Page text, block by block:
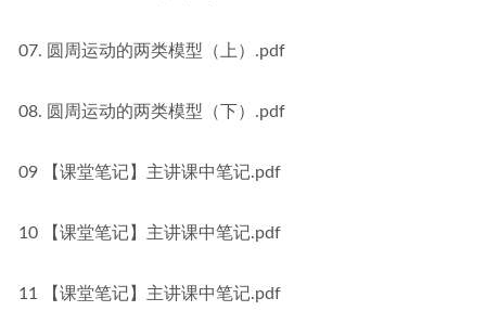
07. 圆周运动的两类模型（上）.pdf
08. 圆周运动的两类模型（下）.pdf
09 【课堂笔记】主讲课中笔记.pdf
10 【课堂笔记】主讲课中笔记.pdf
11 【课堂笔记】主讲课中笔记.pdf